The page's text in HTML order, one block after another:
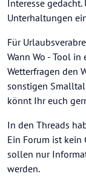
Interesse
Unterhaltungen
Für
Wann Wo - Tool in
Wetterfragen den
sonstigen
könnt Ihr euch
In den Threads
Ein Forum ist kein
sollen nur
werden.